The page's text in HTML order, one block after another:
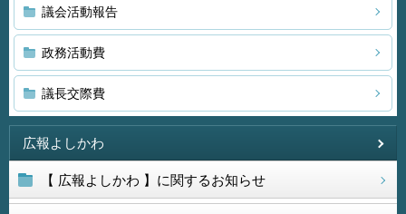
議会活動報告
政務活動費
議長交際費
広報よしかわ
【 広報よしかわ 】に関するお知らせ